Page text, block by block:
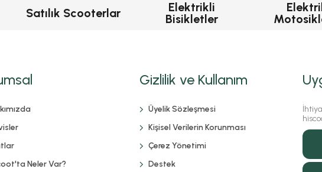
Satılık Scooterlar
Elektrikli
Bisikletler
Neler Var?
Gizlilik ve Kullanım
Üyelik Sözleşmesi
Kişisel Verilerin Korunması
Çerez Yönetimi
Destek